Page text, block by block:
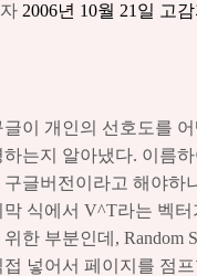
2006년 10월 21일 고
글이 개인의 선호도를
하는지 알아냈다. 이름
구글버전이라고 해야하
막 식에서 V^T라는 벡터
한 부분인데, Random
접 넣어서 페이지를 점